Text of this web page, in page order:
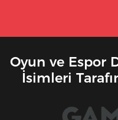
Oyun ve Espor
İsimleri